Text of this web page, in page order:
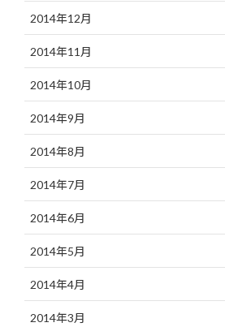
2014年12月
2014年11月
2014年10月
2014年9月
2014年8月
2014年7月
2014年6月
2014年5月
2014年4月
2014年3月